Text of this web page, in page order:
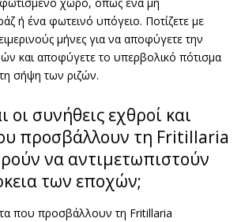
ή ένα φωτεινό υπόγειο. Ποτίζετε με
μήνες για να αποφύγετε την
και αποφύγετε το υπερβολικό πότισμα
σήψη των ριζών.
οι συνήθεις εχθροί και
προσβάλλουν τη Fritillaria
να αντιμετωπιστούν
των εποχών;
που προσβάλλουν τη Fritillaria